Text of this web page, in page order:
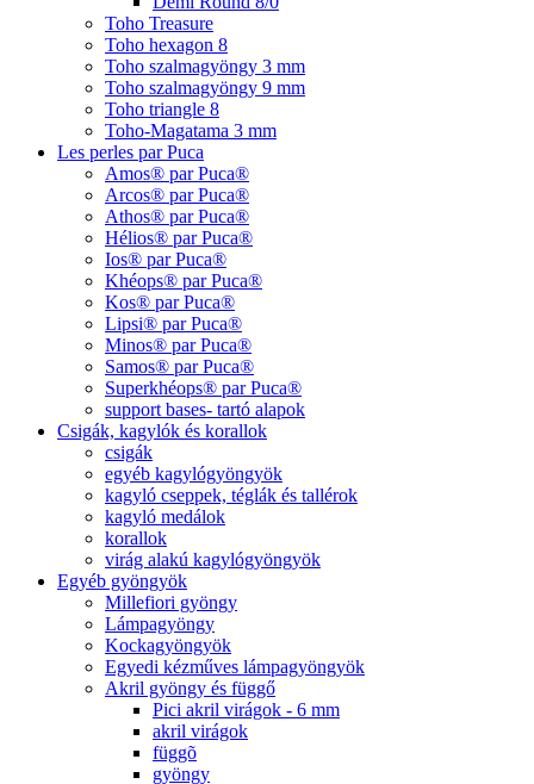
Toho Treasure
Toho hexagon 8
Toho szalmagyöngy 3 mm
Toho szalmagyöngy 9 mm
Toho triangle 8
Toho-Magatama 3 mm
Les perles par Puca
Amos® par Puca®
Arcos® par Puca®
Athos® par Puca®
Hélios® par Puca®
Ios® par Puca®
Khéops® par Puca®
Kos® par Puca®
Lipsi® par Puca®
Minos® par Puca®
Samos® par Puca®
Superkhéops® par Puca®
support bases- tartó alapok
Csigák, kagylók és korallok
csigák
egyéb kagylógyöngyök
kagyló cseppek, téglák és tallérok
kagyló medálok
korallok
virág alakú kagylógyöngyök
Egyéb gyöngyök
Millefiori gyöngy
Lámpagyöngy
Kockagyöngyök
Egyedi kézműves lámpagyöngyök
Akril gyöngy és függő
Pici akril virágok - 6 mm
akril virágok
függõ
gyöngy